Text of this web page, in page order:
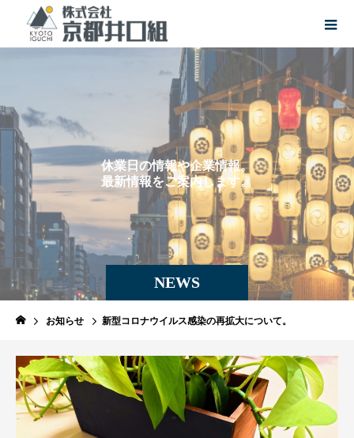
NEWS
休業日 の情報や企業情報。
最新情報をご案内します。
お知らせ 新型コロナウイルス感染の再拡大について。